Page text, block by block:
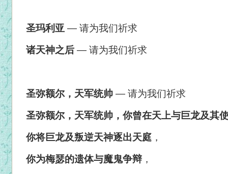
圣玛利亚 — 请为我们祈求
诸天神之后 — 请为我们祈求
圣弥额尔，天军统帅 — 请为我们祈求
圣弥额尔，天军统帅，你曾在天上与巨龙及其
你将巨龙及叛逆天神逐出天庭 ，
你为梅瑟的遗体与魔鬼争辩 ，